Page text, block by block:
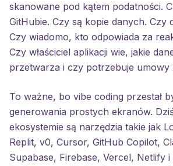
skanowane pod kątem podatności.
GitHubie. Czy są kopie danych. Czy
Czy wiadomo, kto odpowiada za
Czy właściciel aplikacji wie, jakie
przetwarza i czy potrzebuje umowy
To ważne, bo vibe coding przestał
generowania prostych ekranów.
ekosystemie są narzędzia takie jak
Replit, v0, Cursor, GitHub Copilot,
Supabase, Firebase, Vercel, Netlify